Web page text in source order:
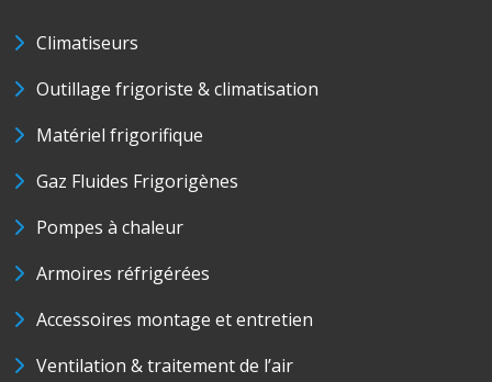
Climatiseurs
Outillage frigoriste & climatisation
Matériel frigorifique
Gaz Fluides Frigorigènes
Pompes à chaleur
Armoires réfrigérées
Accessoires montage et entretien
Ventilation & traitement de l’air